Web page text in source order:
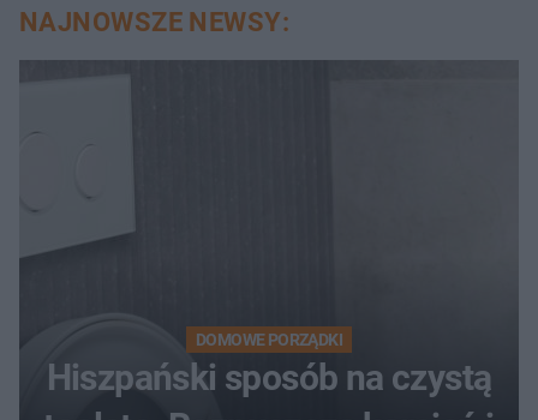
NAJNOWSZE NEWSY:
DOMOWE PORZĄDKI
Hiszpański sposób na czystą